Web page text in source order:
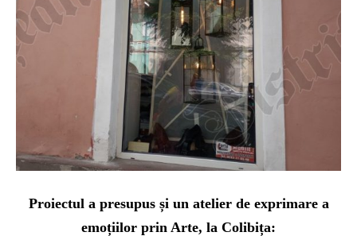
Proiectul a presupus și un atelier de exprimare a
emoțiilor prin Arte, la Colibița: